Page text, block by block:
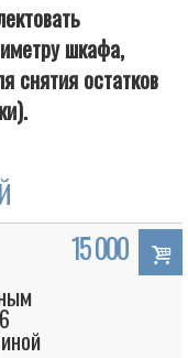
шкафа,
остатков
15 000